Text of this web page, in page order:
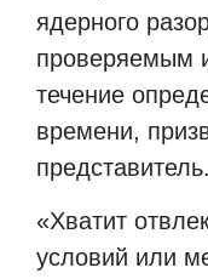
ядерного
проверяемым
течение
времени,
представитель.
«Хватит
условий или